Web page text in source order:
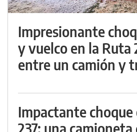
Impresionante
y vuelco en la Ruta
entre un camión y
Impactante choque
237: una camioneta